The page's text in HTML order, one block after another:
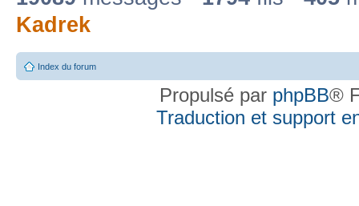
Kadrek
Index du forum
Propulsé par phpBB®
Traduction et support